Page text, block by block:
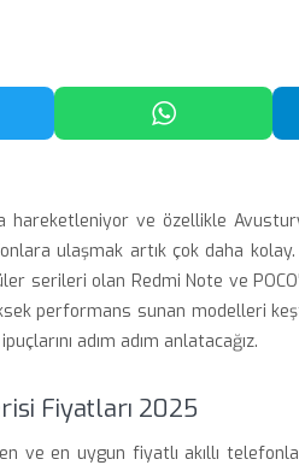
Paylaş WhatsApp'ta
hareketleniyor ve özellikle
ulaşmak artık çok daha kolay.
serileri olan Redmi Note ve
performans sunan modelleri
adım adım anlatacağız.
Fiyatları 2025
ve en uygun fiyatlı akıllı